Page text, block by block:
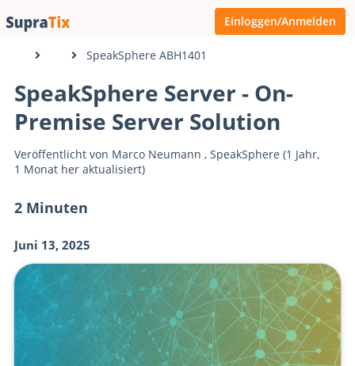
Einloggen/Anmelden
SpeakSphere ABH1401
2 Minuten
Juni 13, 2025
SpeakSphere Server - On-
Premise Server Solution
Veröffentlicht von Marco Neumann , SpeakSphere (1 Jahr,
1 Monat her aktualisiert)